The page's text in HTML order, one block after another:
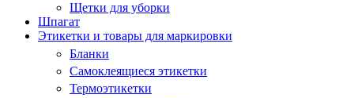
Щетки для уборки
Шпагат
Этикетки и товары для маркировки
Бланки
Самоклеящиеся этикетки
Термоэтикетки